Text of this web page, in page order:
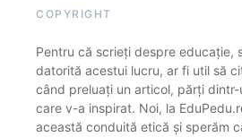
COPYRIGHT
Pentru că scrieți despre educație,
datorită acestui lucru, ar fi util să
când preluați un articol, părți
care v-a inspirat. Noi, la
această conduită etică și sperăm